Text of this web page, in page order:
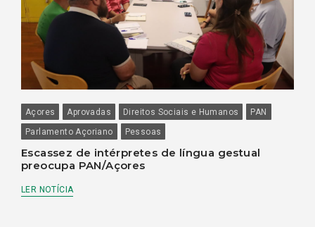
Açores Aprovadas Direitos Sociais e Humanos
PAN
Parlamento Açoriano
Pessoas
Escassez de intérpretes de língua gestual
preocupa PAN/Açores
LER NOTÍCIA